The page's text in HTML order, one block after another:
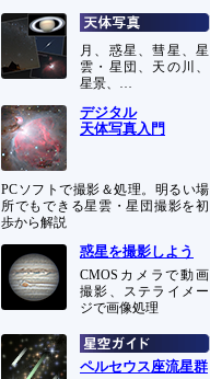
月、惑星、彗星、星
雲・星団、天の川、
星景、…
デジタル
天体写真入門
PCソフトで撮影＆処理。明るい場
所でもできる星雲・星団撮影を初
歩から解説
惑星を撮影しよう
CMOSカメラで動画
撮影、ステライメー
ジで画像処理
ペルセウス座流星群